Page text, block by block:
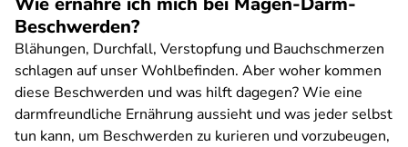
Beschwerden?
Blähungen, Durchfall, Verstopfung und Bauchschmerzen
schlagen auf unser Wohlbefinden. Aber woher kommen
diese Beschwerden und was hilft dagegen? Wie eine
darmfreundliche Ernährung aussieht und was jeder selbst
tun kann, um Beschwerden zu kurieren und vorzubeugen,